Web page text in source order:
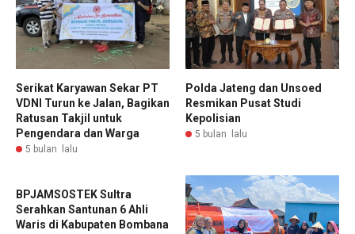
Serikat Karyawan Sekar PT
VDNI Turun ke Jalan, Bagikan
Ratusan Takjil untuk
Pengendara dan Warga
5 bulan lalu
Polda Jateng dan Unsoed
Resmikan Pusat Studi
Kepolisian
5 bulan lalu
BPJAMSOSTEK Sultra
Serahkan Santunan 6 Ahli
Waris di Kabupaten Bombana